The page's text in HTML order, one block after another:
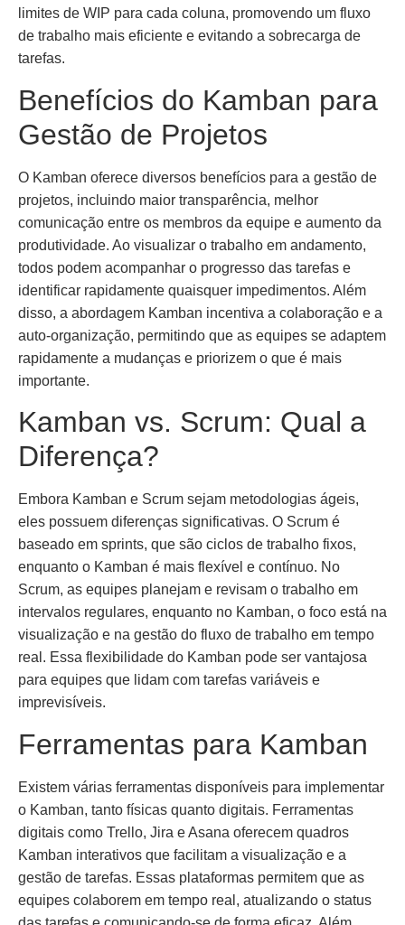
limites de WIP para cada coluna, promovendo um fluxo
de trabalho mais eficiente e evitando a sobrecarga de
tarefas.
Benefícios do Kamban para
Gestão de Projetos
O Kamban oferece diversos benefícios para a gestão de
projetos, incluindo maior transparência, melhor
comunicação entre os membros da equipe e aumento da
produtividade. Ao visualizar o trabalho em andamento,
todos podem acompanhar o progresso das tarefas e
identificar rapidamente quaisquer impedimentos. Além
disso, a abordagem Kamban incentiva a colaboração e a
auto-organização, permitindo que as equipes se adaptem
rapidamente a mudanças e priorizem o que é mais
importante.
Kamban vs. Scrum: Qual a
Diferença?
Embora Kamban e Scrum sejam metodologias ágeis,
eles possuem diferenças significativas. O Scrum é
baseado em sprints, que são ciclos de trabalho fixos,
enquanto o Kamban é mais flexível e contínuo. No
Scrum, as equipes planejam e revisam o trabalho em
intervalos regulares, enquanto no Kamban, o foco está na
visualização e na gestão do fluxo de trabalho em tempo
real. Essa flexibilidade do Kamban pode ser vantajosa
para equipes que lidam com tarefas variáveis e
imprevisíveis.
Ferramentas para Kamban
Existem várias ferramentas disponíveis para implementar
o Kamban, tanto físicas quanto digitais. Ferramentas
digitais como Trello, Jira e Asana oferecem quadros
Kamban interativos que facilitam a visualização e a
gestão de tarefas. Essas plataformas permitem que as
equipes colaborem em tempo real, atualizando o status